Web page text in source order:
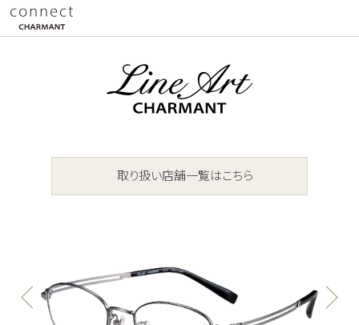
取り扱い店舗一覧はこちら